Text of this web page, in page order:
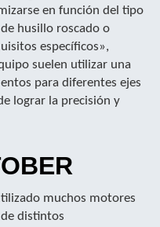
en función del tipo
husillo roscado o
específicos»,
suelen utilizar una
para diferentes ejes
lograr la precisión y
muchos motores
distintos